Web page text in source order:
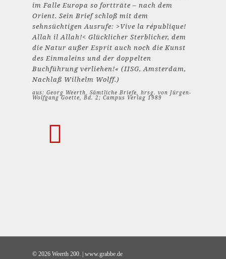
im Falle Europa so fortträte – nach dem
Orient. Sein Brief schloß mit dem
sehnsüchtigen Ausrufe: >Vive la république!
Allah il Allah!< Glücklicher Sterblicher, dem
die Natur außer Esprit auch noch die Kunst
des Einmaleins und der doppelten
Buchführung verliehen!« (IISG, Amsterdam,
Nachlaß Wilhelm Wolff.)
aus: Georg Weerth, Sämtliche Briefe, hrsg. von Jürgen-
Wolfgang Goette, Bd. 2; Campus Verlag 1989
© 2026 Weerth 200. | www.grabbe.de